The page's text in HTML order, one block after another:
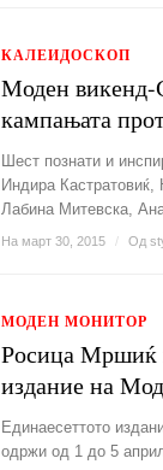
КАЛЕИДОСКОП
Моден викенд-
кампањата
Шест познати и
Индира
Лабина Митевска,
На март 30, 2015 / Од
МОДЕН МОНИТОР
Росица Мршиќ
издание на
Единаесеттото
одржи од 1 до 5